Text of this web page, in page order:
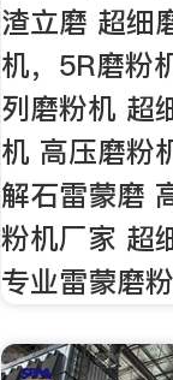
渣立磨 超细
机，5R磨粉
列磨粉机 超
机 高压磨粉
解石雷蒙磨
粉机厂家 超
专业雷蒙磨